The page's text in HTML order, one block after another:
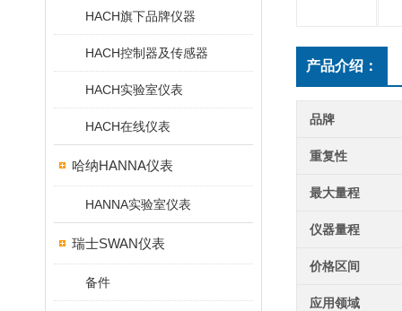
HACH旗下品牌仪器
HACH控制器及传感器
HACH实验室仪表
HACH在线仪表
哈纳HANNA仪表
HANNA实验室仪表
瑞士SWAN仪表
备件
产品介绍：
品牌
重复性
最大量程
仪器量程
价格区间
应用领域